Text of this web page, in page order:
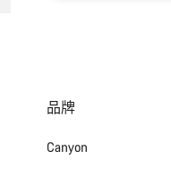
品牌
Canyon